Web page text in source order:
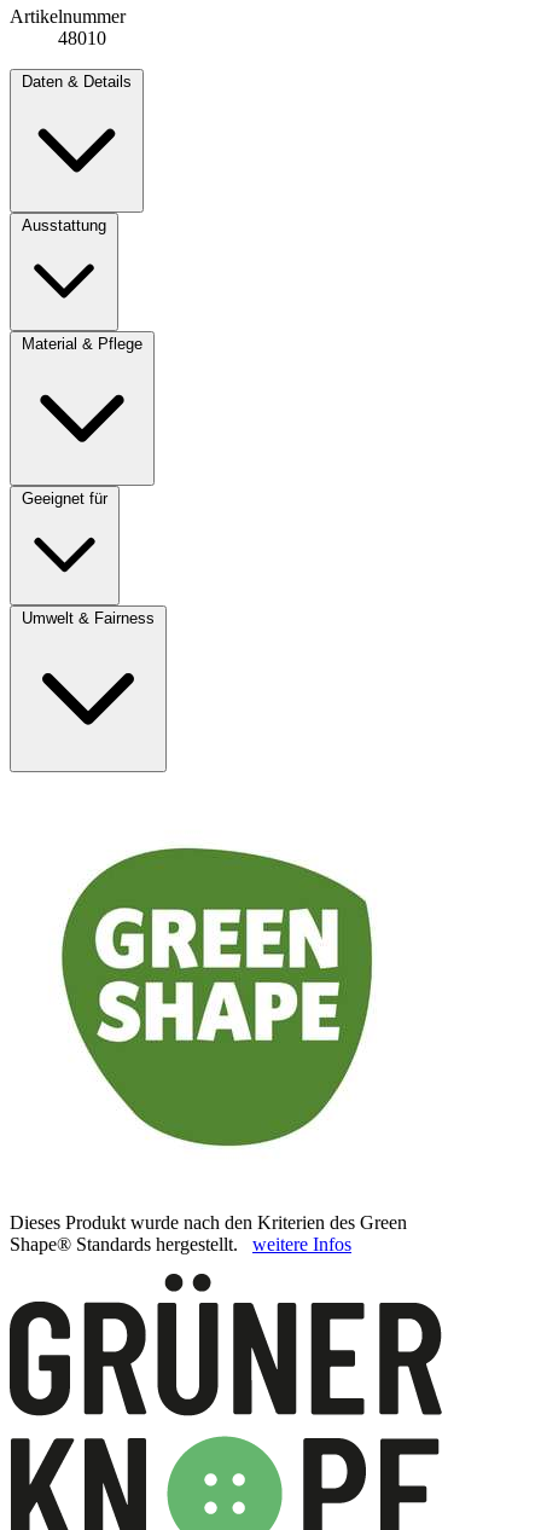
Artikelnummer
48010
Daten & Details
Ausstattung
Material & Pflege
Geeignet für
Umwelt & Fairness
Dieses Produkt wurde nach den Kriterien des Green
Shape® Standards hergestellt. weitere Infos